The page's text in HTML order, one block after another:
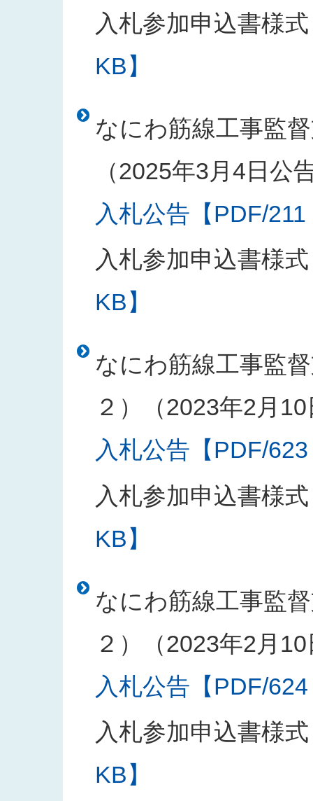
入札参加申込書様式
KB】
なにわ筋線工事監
（2025年3月4日公
入札公告【PDF/
入札参加申込書様式
KB】
なにわ筋線工事監
２）（2023年2月
入札公告【PDF/
入札参加申込書様式
KB】
なにわ筋線工事監
２）（2023年2月
入札公告【PDF/
入札参加申込書様式
KB】